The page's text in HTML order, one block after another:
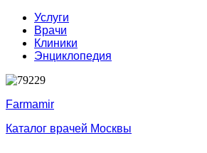
Услуги
Врачи
Клиники
Энциклопедия
Farmamir
Каталог врачей Москвы